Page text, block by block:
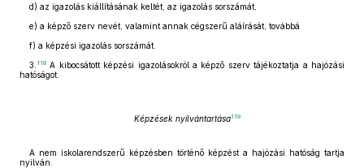
d) az igazolás kiállításának keltét, az igazolás sorszámát,
e) a képző szerv nevét, valamint annak cégszerű aláírását, továbbá
f) a képzési igazolás sorszámát.
3. 118 A kibocsátott képzési igazolásokról a képző szerv tájékoztatja a hajózási
hatóságot.
Képzések nyilvántartása119
A nem iskolarendszerű képzésben történő képzést a hajózási hatóság tartja
nyilván.